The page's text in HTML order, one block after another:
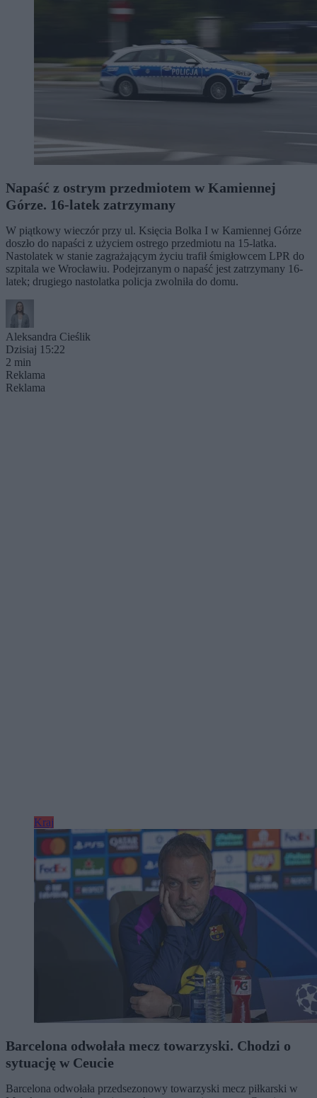
Napaść z ostrym przedmiotem w Kamiennej
Górze. 16-latek zatrzymany
W piątkowy wieczór przy ul. Księcia Bolka I w Kamiennej Górze
doszło do napaści z użyciem ostrego przedmiotu na 15-latka.
Nastolatek w stanie zagrażającym życiu trafił śmigłowcem LPR do
szpitala we Wrocławiu. Podejrzanym o napaść jest zatrzymany 16-
latek; drugiego nastolatka policja zwolniła do domu.
Aleksandra Cieślik
Dzisiaj 15:22
2 min
Reklama
Reklama
Kraj
Barcelona odwołała mecz towarzyski. Chodzi o
sytuację w Ceucie
Barcelona odwołała przedsezonowy towarzyski mecz piłkarski w